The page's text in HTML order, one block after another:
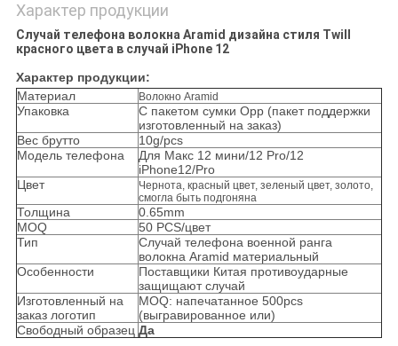
Характер продукции
Случай телефона волокна Aramid дизайна стиля Twill
красного цвета в случай iPhone 12
Характер продукции:
Материал
Волокно Aramid
Упаковка
С пакетом сумки Opp (пакет поддержки
изготовленный на заказ)
Вес брутто
10g/pcs
Модель телефона
Для Макс 12 мини/12 Pro/12
iPhone12/Pro
Цвет
Чернота, красный цвет, зеленый цвет, золото,
смогла быть подгоняна
Толщина
0.65mm
MOQ
50 PCS/цвет
Тип
Случай телефона военной ранга
волокна Aramid материальный
Особенности
Поставщики Китая противоударные
защищают случай
Изготовленный на
заказ логотип
MOQ: напечатанное 500pcs
(выгравированное или)
Свободный образец Да